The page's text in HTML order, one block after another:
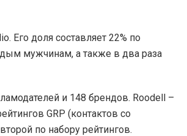
Его доля составляет 22% по
мужчинам, а также в два раза
и 148 брендов. Roodell –
GRP (контактов со
по набору рейтингов.